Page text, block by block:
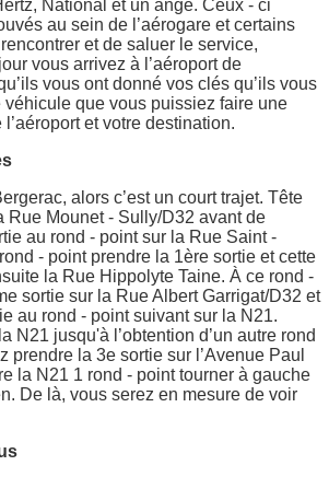
National et un ange. Ceux - ci
au sein de l’aérogare et certains
et de saluer le service,
vous arrivez à l’aéroport de
vous ont donné vos clés qu’ils vous
véhicule que vous puissiez faire une
et votre destination.
alors c’est un court trajet. Tête
Rue Mounet - Sully/D32 avant de
au rond - point sur la Rue Saint -
- point prendre la 1ère sortie et cette
la Rue Hippolyte Taine. À ce rond -
sortie sur la Rue Albert Garrigat/D32 et
au rond - point suivant sur la N21.
N21 jusqu'à l’obtention d’un autre rond
prendre la 3e sortie sur l’Avenue Paul
la N21 1 rond - point tourner à gauche
De là, vous serez en mesure de voir